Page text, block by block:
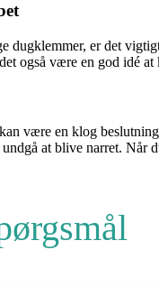
dugklemmer, er det
også være en god idé
være en klog
at blive narret. Når